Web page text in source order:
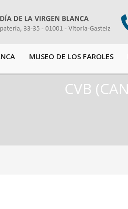
MUSEO DE LOS FAROLES
CVB